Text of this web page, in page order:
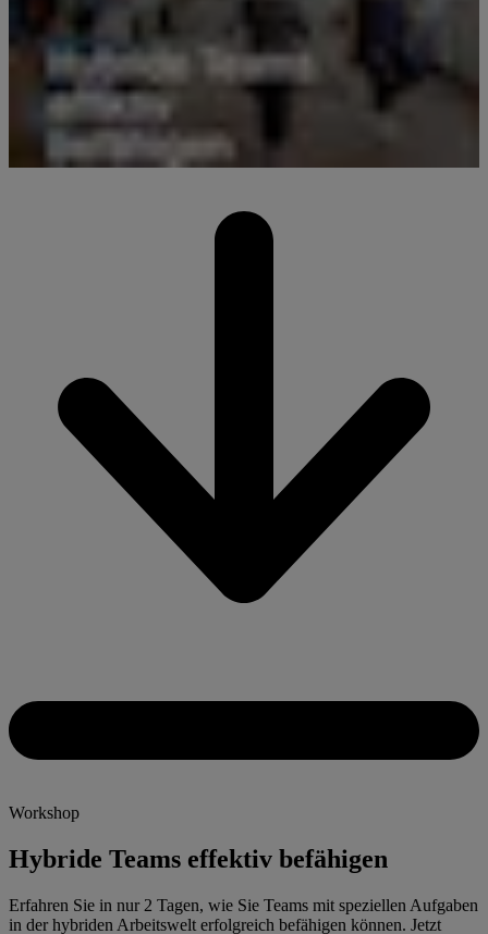
Workshop
Hybride Teams effektiv befähigen
Erfahren Sie in nur 2 Tagen, wie Sie Teams mit speziellen Aufgaben
in der hybriden Arbeitswelt erfolgreich befähigen können. Jetzt